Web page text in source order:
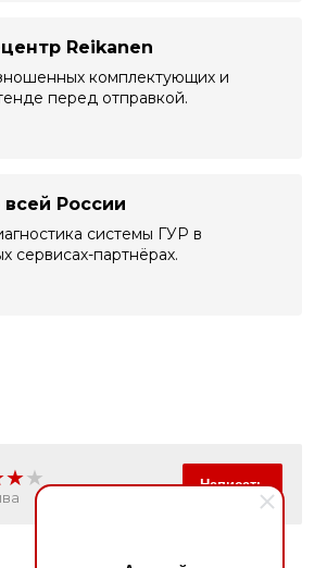
Reikanen
комплектующих и
перед отправкой.
России
системы ГУР в
сервисах-партнёрах.
★★ Написать